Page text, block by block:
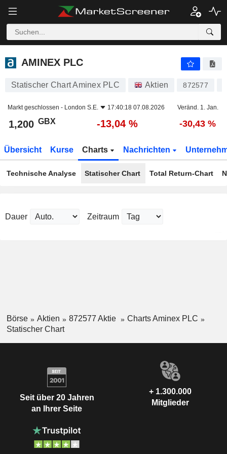
AMINEX PLC
AMINEX PLC
Statischer Chart Aminex PLC Aktien 872577
Markt geschlossen - London S.E. 17:40:18 07.08.2026 Veränd. 1. Jan.
1,200 GBX -13,04 % -30,43 %
Übersicht Kurse Charts Nachrichten
Technische Analyse Statischer Chart Total Return-Chart
Dauer Zeitraum
Börse Aktien 872577 Aktie
Charts Aminex PLC
Statischer Chart
Seit über 20 Jahren
an Ihrer Seite
+ 1.300.000
Mitglieder